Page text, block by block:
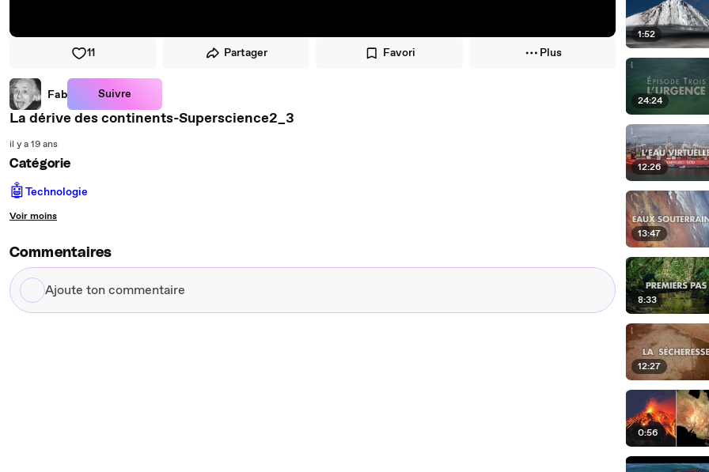
11 Partager Favori Plus
Fab Suivre
La dérive des continents-Superscience2_3
il y a 19 ans
Catégorie
🤖Technologie
Voir moins
Commentaires
Ajoute
ton
1:52
24:24
12:26
13:47
8:33
12:27
0:56